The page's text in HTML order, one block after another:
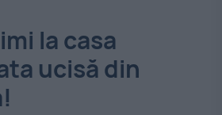
la casa
ucisă din